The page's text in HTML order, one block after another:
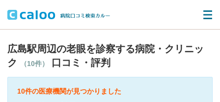
広島駅周辺の老眼を診察する病院・クリニッ
ク
（10件） 口コミ・評判
10件の医療機関が見つかりました